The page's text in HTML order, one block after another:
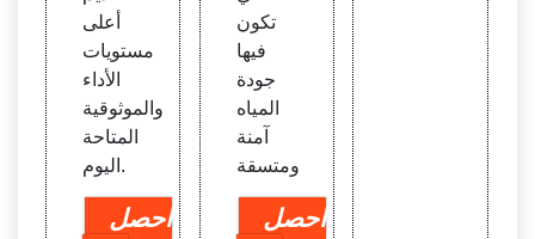
أعلى
مستويات
الأداء
والموثوقية
المتاحة
اليوم.
احصل
تكون
فيها
جودة
المياه
آمنة
ومتسقة
احصل